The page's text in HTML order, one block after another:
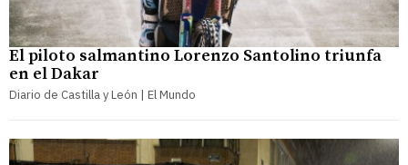
El piloto salmantino Lorenzo Santolino triunfa
en el Dakar
Diario de Castilla y León | El Mundo